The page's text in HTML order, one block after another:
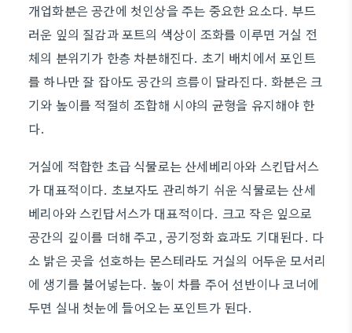
개업화분은 공간에 첫인상을 주는 중요한 요소다. 부드
러운 잎의 질감과 포트의 색상이 조화를 이루면 거실 전
체의 분위기가 한층 차분해진다. 초기 배치에서 포인트
를 하나만 잘 잡아도 공간의 흐름이 달라진다. 화분은 크
기와 높이를 적절히 조합해 시야의 균형을 유지해야 한
다.
거실에 적합한 초급 식물로는 산세베리아와 스킨답서스
가 대표적이다. 초보자도 관리하기 쉬운 식물로는 산세
베리아와 스킨답서스가 대표적이다. 크고 작은 잎으로
공간의 깊이를 더해 주고, 공기정화 효과도 기대된다. 다
소 밝은 곳을 선호하는 몬스테라도 거실의 어두운 모서리
에 생기를 불어넣는다. 높이 차를 주어 선반이나 코너에
두면 실내 첫눈에 들어오는 포인트가 된다.